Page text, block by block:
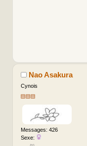
Nao Asakura
Cynois
Messages: 426
Sexe: